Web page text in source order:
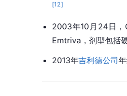
[12]
2003年10月24日
Emtriva，剂型包括
2013年吉利德公司